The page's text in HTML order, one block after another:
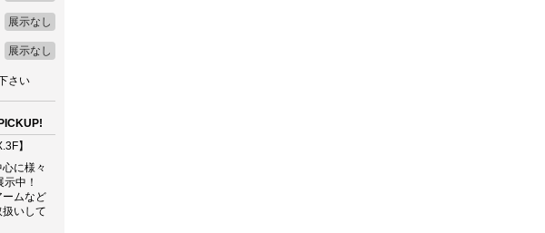
展示なし
展示なし
さい
】
に様々
中！
ームなど
いして